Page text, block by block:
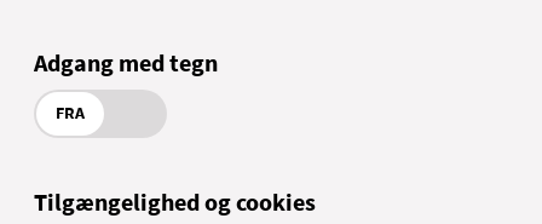
Adgang med tegn
FRA
Tilgængelighed og cookies